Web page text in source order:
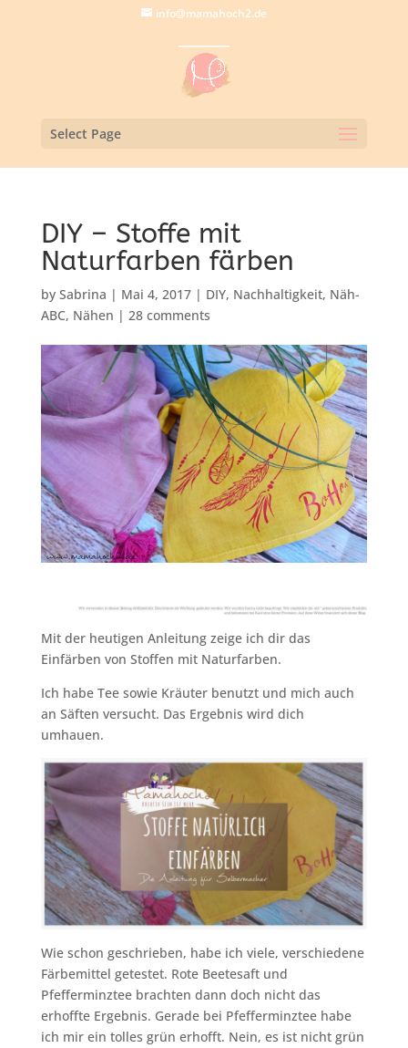
info@mamahoch2.de
Select Page
DIY – Stoffe mit
Naturfarben färben
by Sabrina | Mai 4, 2017| DIY, Nachhaltigkeit, Näh-
ABC, Nähen | 28 comments
Mit der heutigen Anleitung zeige ich dir das
Einfärben von Stoffen mit Naturfarben.
Ich habe Tee sowie Kräuter benutzt und mich auch
an Säften versucht. Das Ergebnis wird dich
umhauen.
Wie schon geschrieben, habe ich viele, verschiedene
Färbemittel getestet. Rote Beetesaft und
Pfefferminztee brachten dann doch nicht das
erhoffte Ergebnis. Gerade bei Pfefferminztee habe
ich mir ein tolles grün erhofft. Nein, es ist nicht grün